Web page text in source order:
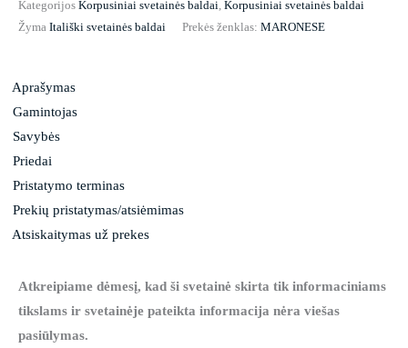
Kategorijos Korpusiniai svetainės baldai, Korpusiniai svetainės baldai
Žyma Itališki svetainės baldai Prekės ženklas: MARONESE
Aprašymas
Gamintojas
Savybės
Priedai
Pristatymo terminas
Prekių pristatymas/atsiėmimas
Atsiskaitymas už prekes
Atkreipiame dėmesį, kad ši svetainė skirta tik informaciniams
tikslams ir svetainėje pateikta informacija nėra viešas
pasiūlymas.